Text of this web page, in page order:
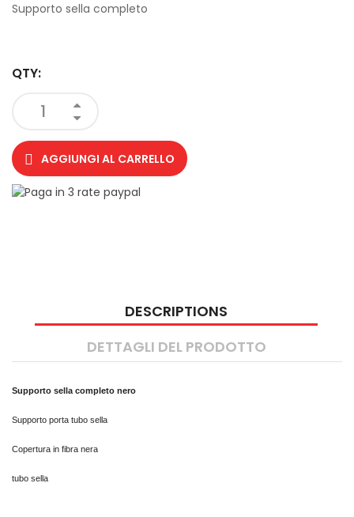
Supporto sella completo
QTY:
AGGIUNGI AL CARRELLO
DESCRIPTIONS
DETTAGLI DEL PRODOTTO
Supporto sella completo nero
Supporto porta tubo sella
Copertura in fibra nera
tubo sella